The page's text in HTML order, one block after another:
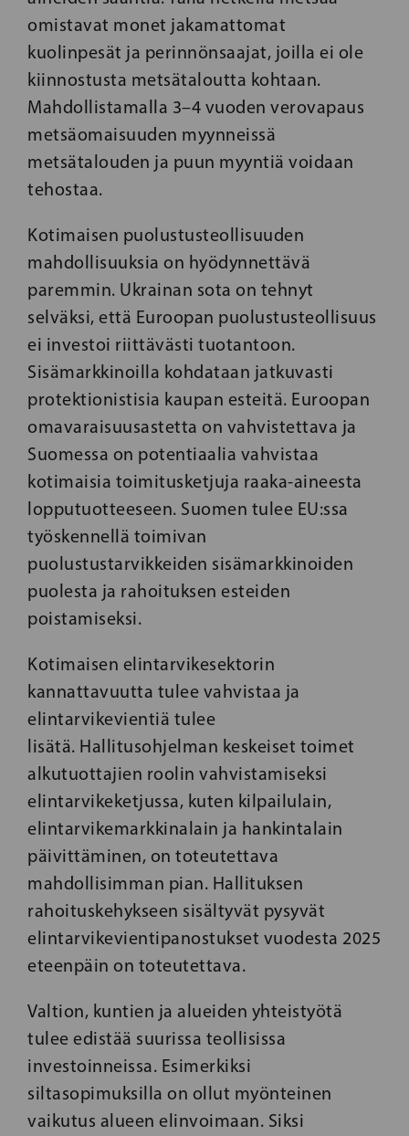
omistavat monet jakamattomat
kuolinpesät ja perinnönsaajat, joilla ei ole
kiinnostusta metsätaloutta kohtaan.
Mahdollistamalla 3–4 vuoden verovapaus
metsäomaisuuden myynneissä
metsätalouden ja puun myyntiä voidaan
tehostaa.
Kotimaisen puolustusteollisuuden
mahdollisuuksia on hyödynnettävä
paremmin. Ukrainan sota on tehnyt
selväksi, että Euroopan puolustusteollisuus
ei investoi riittävästi tuotantoon.
Sisämarkkinoilla kohdataan jatkuvasti
protektionistisia kaupan esteitä. Euroopan
omavaraisuusastetta on vahvistettava ja
Suomessa on potentiaalia vahvistaa
kotimaisia toimitusketjuja raaka-aineesta
lopputuotteeseen. Suomen tulee EU:ssa
työskennellä toimivan
puolustustarvikkeiden sisämarkkinoiden
puolesta ja rahoituksen esteiden
poistamiseksi.
Kotimaisen elintarvikesektorin
kannattavuutta tulee vahvistaa ja
elintarvikevientiä tulee
lisätä. Hallitusohjelman keskeiset toimet
alkutuottajien roolin vahvistamiseksi
elintarvikeketjussa, kuten kilpailulain,
elintarvikemarkkinalain ja hankintalain
päivittäminen, on toteutettava
mahdollisimman pian. Hallituksen
rahoituskehykseen sisältyvät pysyvät
elintarvikevientipanostukset vuodesta 2025
eteenpäin on toteutettava.
Valtion, kuntien ja alueiden yhteistyötä
tulee edistää suurissa teollisissa
investoinneissa. Esimerkiksi
siltasopimuksilla on ollut myönteinen
vaikutus alueen elinvoimaan. Siksi